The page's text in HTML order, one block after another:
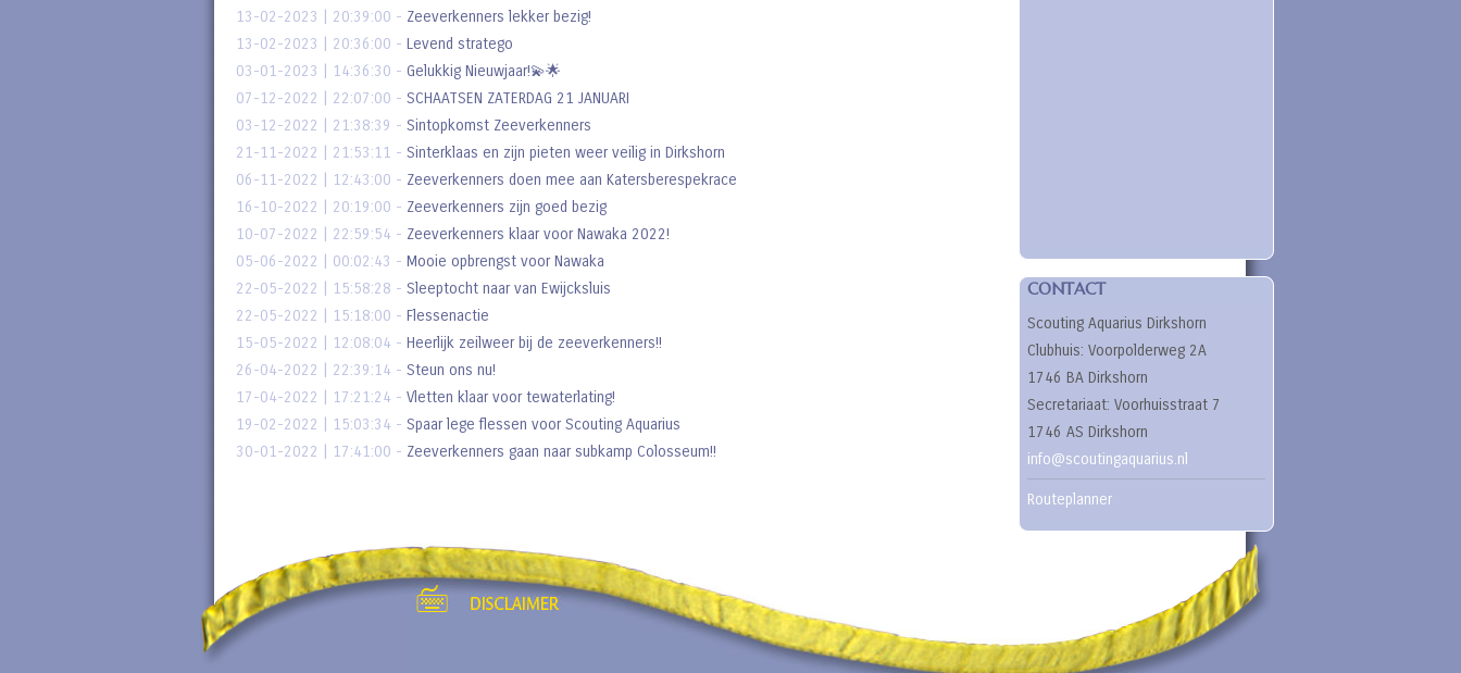
13-02-2023 | 20:39:00 - Zeeverkenners lekker bezig!
13-02-2023 | 20:36:00 - Levend stratego
03-01-2023 | 14:36:30 - Gelukkig Nieuwjaar!💫🌟
07-12-2022 | 22:07:00 - SCHAATSEN ZATERDAG 21 JANUARI
03-12-2022 | 21:38:39 - Sintopkomst Zeeverkenners
21-11-2022 | 21:53:11 - Sinterklaas en zijn pieten weer veilig in Dirkshorn
06-11-2022 | 12:43:00 - Zeeverkenners doen mee aan Katersberespekrace
16-10-2022 | 20:19:00 - Zeeverkenners zijn goed bezig
10-07-2022 | 22:59:54 - Zeeverkenners klaar voor Nawaka 2022!
05-06-2022 | 00:02:43 - Mooie opbrengst voor Nawaka
22-05-2022 | 15:58:28 - Sleeptocht naar van Ewijcksluis
22-05-2022 | 15:18:00 - Flessenactie
15-05-2022 | 12:08:04 - Heerlijk zeilweer bij de zeeverkenners!!
26-04-2022 | 22:39:14 - Steun ons nu!
17-04-2022 | 17:21:24 - Vletten klaar voor tewaterlating!
19-02-2022 | 15:03:34 - Spaar lege flessen voor Scouting Aquarius
30-01-2022 | 17:41:00 - Zeeverkenners gaan naar subkamp Colosseum!!
CONTACT
Scouting Aquarius Dirkshorn
Clubhuis: Voorpolderweg 2A
1746 BA Dirkshorn
Secretariaat: Voorhuisstraat 7
1746 AS Dirkshorn
info@scoutingaquarius.nl
Routeplanner